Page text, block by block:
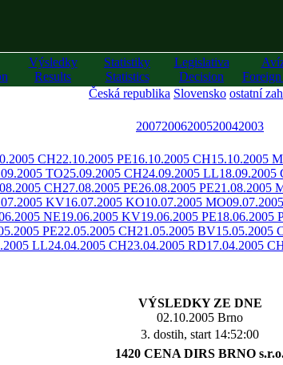
Výsledky
Results
Statistiky
Statistics
Legislativa
Decision
Foreign
Česká republika Slovensko ostatní
20072006200520042003
CH22.10.2005 PE16.10.2005 CH15.10.2005
TO25.09.2005 CH24.09.2005 LL18.09.2005
CH27.08.2005 PE26.08.2005 PE21.08.2005
KV16.07.2005 KO10.07.2005 MO
NE19.06.2005 KV19.06.2005 PE18.06.2005
PE22.05.2005 CH21.05.2005 BV15.05.2005
LL24.04.2005 CH23.04.2005 RD17.04.2005
VÝSLEDKY ZE DNE
02.10.2005 Brno
3. dostih, start 14:52:00
1420 CENA DIRS BRNO